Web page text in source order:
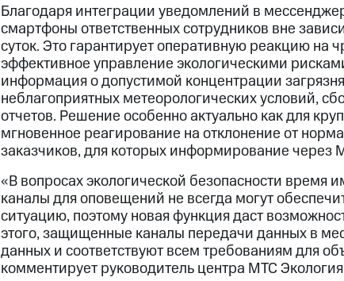
Благодаря интеграции уведомлений в
смартфоны ответственных сотрудников вне
суток. Это гарантирует оперативную реакцию на
эффективное управление экологическими
информация о допустимой концентрации
неблагоприятных метеорологических условий,
отчетов. Решение особенно актуально как для
мгновенное реагирование на отклонение от
заказчиков, для которых информирование через
«В вопросах экологической безопасности
каналы для оповещений не всегда могут
ситуацию, поэтому новая функция даст
этого, защищенные каналы передачи данных в
данных и соответствуют всем требованиям для
комментирует руководитель центра МТС